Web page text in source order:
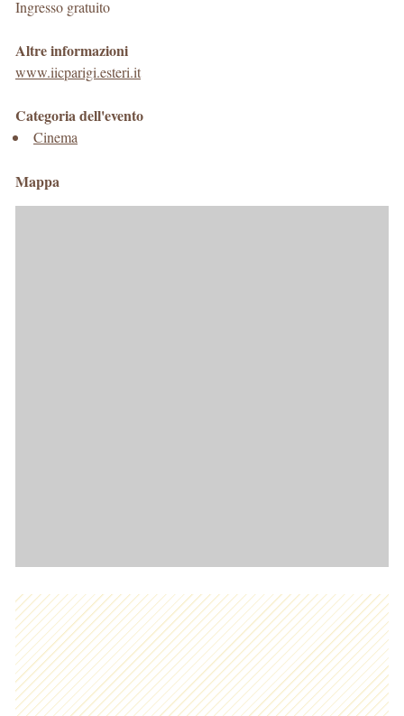
Ingresso gratuito
Altre informazioni
www.iicparigi.esteri.it
Categoria dell'evento
Cinema
Mappa